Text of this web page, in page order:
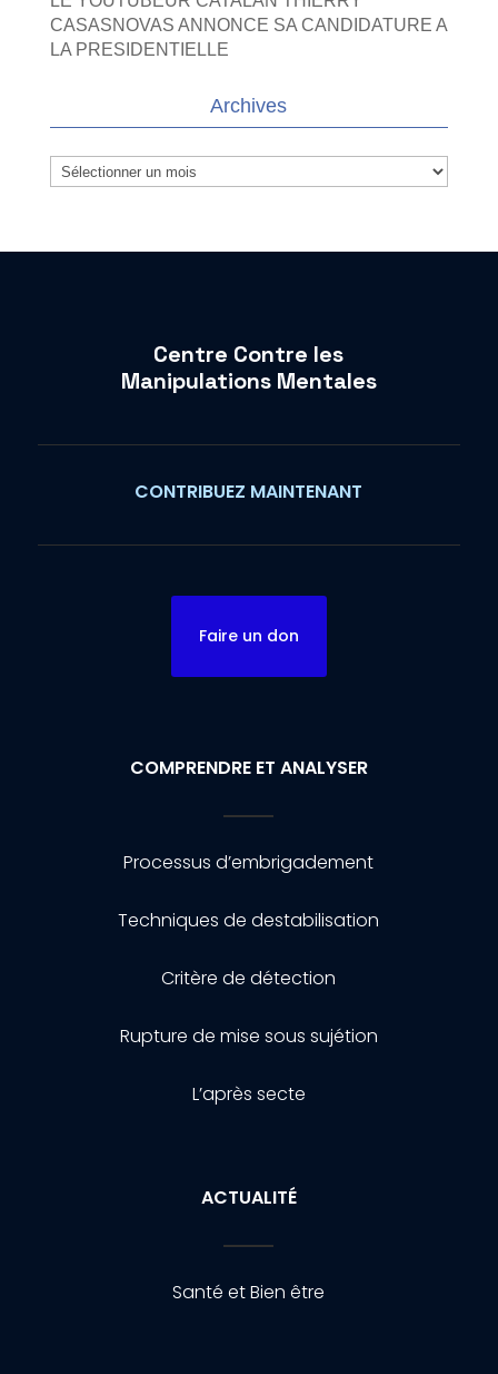
CASASNOVAS ANNONCE SA CANDIDATURE A
LA PRESIDENTIELLE
Archives
Archives
Centre Contre les
Manipulations Mentales
CONTRIBUEZ MAINTENANT
Faire un don
COMPRENDRE ET ANALYSER
Processus d’embrigadement
Techniques de destabilisation
Critère de détection
Rupture de mise sous sujétion
L’après secte
ACTUALITÉ
Santé et Bien être